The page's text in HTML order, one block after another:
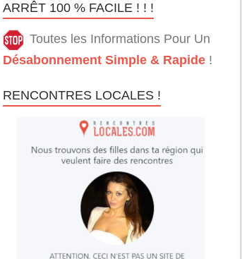
ARRÊT 100 % FACILE ! ! !
Toutes les Informations Pour Un
Désabonnement Simple & Rapide !
RENCONTRES LOCALES !